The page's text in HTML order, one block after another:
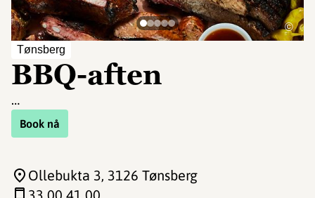
Tønsberg
BBQ-aften
…
Book nå
©
Ollebukta 3, 3126 Tønsberg